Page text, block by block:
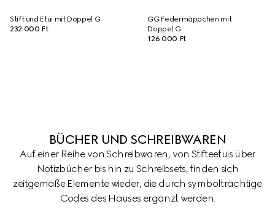
Stift und Etui mit Doppel G
232 000 Ft
GG Federmäppchen mit
Doppel G
126 000 Ft
BÜCHER UND SCHREIBWAREN
Auf einer Reihe von Schreibwaren, von Stifteetuis über
Notizbücher bis hin zu Schreibsets, finden sich
zeitgemäße Elemente wieder, die durch symbolträchtige
Codes des Hauses ergänzt werden.